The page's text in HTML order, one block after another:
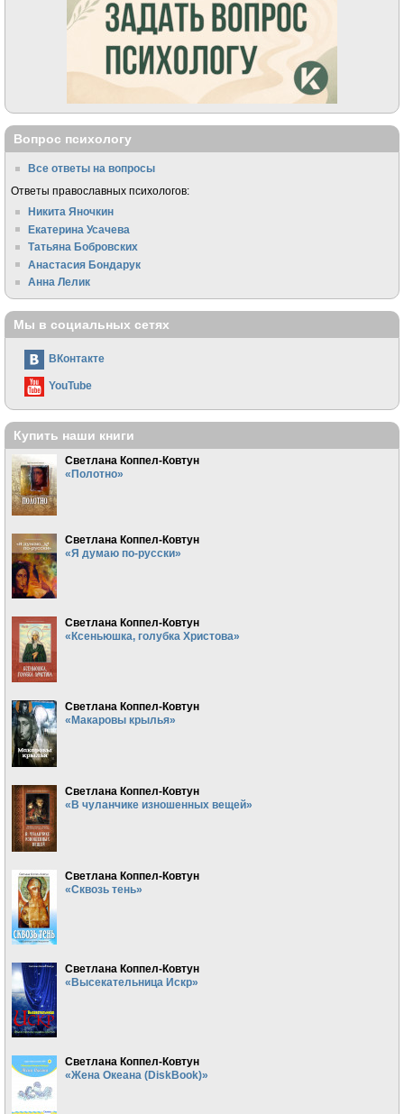
Вопрос психологу
Все ответы на вопросы
Ответы православных психологов:
Никита Яночкин
Екатерина Усачева
Татьяна Бобровских
Анастасия Бондарук
Анна Лелик
Мы в социальных сетях
ВКонтакте
YouTube
Купить наши книги
Светлана Коппел-Ковтун
«Полотно»
Светлана Коппел-Ковтун
«Я думаю по-русски»
Светлана Коппел-Ковтун
«Ксеньюшка, голубка Христова»
Светлана Коппел-Ковтун
«Макаровы крылья»
Светлана Коппел-Ковтун
«В чуланчике изношенных вещей»
Светлана Коппел-Ковтун
«Сквозь тень»
Светлана Коппел-Ковтун
«Высекательница Искр»
Светлана Коппел-Ковтун
«Жена Океана (DiskBook)»